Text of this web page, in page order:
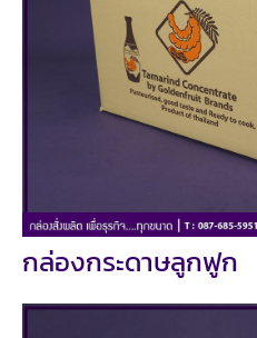
กล่องกระดาษลูกฟูก